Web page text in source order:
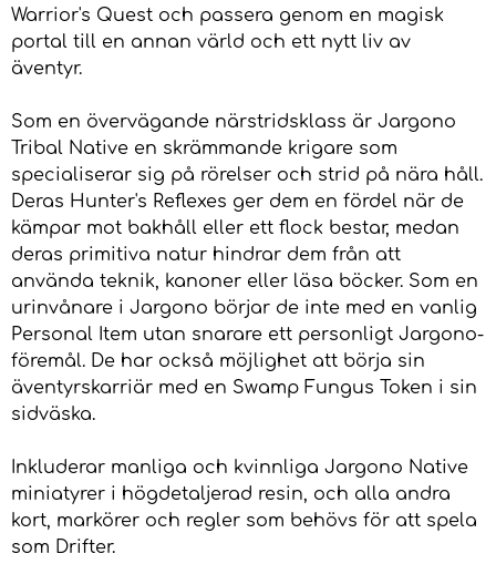
Warrior's Quest och passera genom en magisk
portal till en annan värld och ett nytt liv av
äventyr.
Som en övervägande närstridsklass är Jargono
Tribal Native en skrämmande krigare som
specialiserar sig på rörelser och strid på nära håll.
Deras Hunter's Reflexes ger dem en fördel när de
kämpar mot bakhåll eller ett flock bestar, medan
deras primitiva natur hindrar dem från att
använda teknik, kanoner eller läsa böcker. Som en
urinvånare i Jargono börjar de inte med en vanlig
Personal Item utan snarare ett personligt Jargono-
föremål. De har också möjlighet att börja sin
äventyrskarriär med en Swamp Fungus Token i sin
sidväska.
Inkluderar manliga och kvinnliga Jargono Native
miniatyrer i högdetaljerad resin, och alla andra
kort, markörer och regler som behövs för att spela
som Drifter.